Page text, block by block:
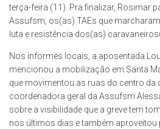
terça-feira (11). Pra finalizar, Rosimar
Assufsm, os(as) TAEs que
luta e resistência dos(as)
Nos informes locais, a aposentada
mencionou a mobilização em Santa
que movimentou as ruas do centro da
coordenadora geral da Assufsm
sobre a visibilidade que a greve tem
nos últimos dias e também aproveitou